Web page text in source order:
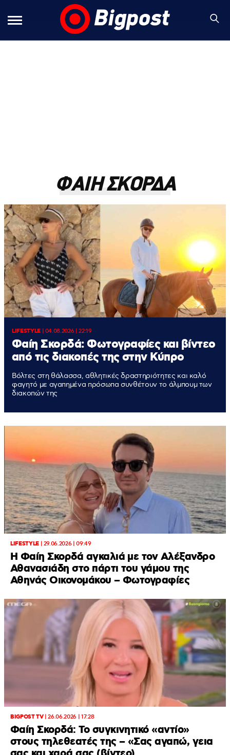
ΦΑΙΗ ΣΚΟΡΔΑ
LIFESTYLE| 04.08.2026 | 22:19
Φαίη Σκορδά: Φωτογραφίες και βίντεο
από τις διακοπές της στην Κύπρο
Βόλτες στη θάλασσα, αθλητικές δραστηριότητες και καλό
φαγητό με αγαπημένα πρόσωπα συνθέτουν το άλμπουμ των
διακοπών της
LIFESTYLE| 29.06.2026 | 09:49
Η Φαίη Σκορδά αγκαλιά με τον Αλέξανδρο
Αθανασιάδη στο πάρτι του γάμου της
Αθηνάς Οικονομάκου – Φωτογραφίες
BIGPOST TV|26.06.2026 | 17:28
Φαίη Σκορδά: Το συγκινητικό «αντίο»
στους τηλεθεατές της – «Σας αγαπώ, γεια